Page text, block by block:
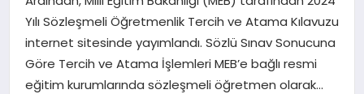
Yılı Sözleşmeli Öğretmenlik Tercih ve Atama Kılavuzu
internet sitesinde yayımlandı. Sözlü Sınav Sonucuna
Göre Tercih ve Atama İşlemleri MEB’e bağlı resmi
eğitim kurumlarında sözleşmeli öğretmen olarak…